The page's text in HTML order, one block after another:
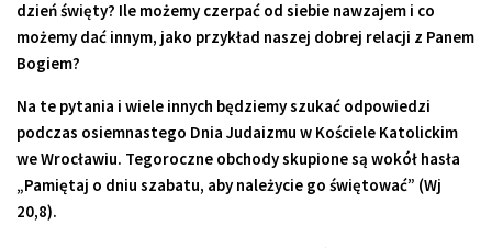
dzień święty? Ile możemy czerpać od siebie nawzajem i co
możemy dać innym, jako przykład naszej dobrej relacji z Panem
Bogiem?
Na te pytania i wiele innych będziemy szukać odpowiedzi
podczas osiemnastego Dnia Judaizmu w Kościele Katolickim
we Wrocławiu. Tegoroczne obchody skupione są wokół hasła
„Pamiętaj o dniu szabatu, aby należycie go świętować” (Wj
20,8).